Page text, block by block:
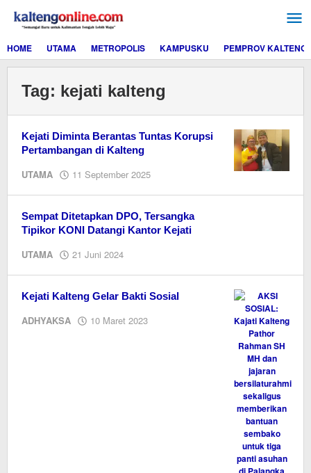
konten
HOME
UTAMA METROPOLIS KAMPUSKU PEMPROV KALTENG
Tag: kejati kalteng
Kejati Diminta Berantas Tuntas Korupsi
Pertambangan di Kalteng
UTAMA 11 September 2025
Sempat Ditetapkan DPO, Tersangka
Tipikor KONI Datangi Kantor Kejati
UTAMA 21 Juni 2024
Kejati Kalteng Gelar Bakti Sosial
ADHYAKSA 10 Maret 2023